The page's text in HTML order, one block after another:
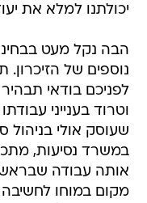
יכולתנו למלא את
הבה נקל מעט
נוספים של
לפניכם בודאי
וטרוד בענייני
שעוסק אולי בניהול
במשרד נסיעות,
אותה עבודה
מקום במוחו